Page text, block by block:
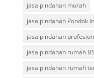
jasa pindahan murah
jasa pindahan Pondok
jasa pindahan
jasa pindahan rumah
jasa pindahan rumah